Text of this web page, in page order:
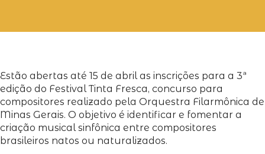
Estão abertas até 15 de abril as inscrições para a 3ª
edição do Festival Tinta Fresca, concurso para
compositores realizado pela Orquestra Filarmônica de
Minas Gerais. O objetivo é identificar e fomentar a
criação musical sinfônica entre compositores
brasileiros natos ou naturalizados.